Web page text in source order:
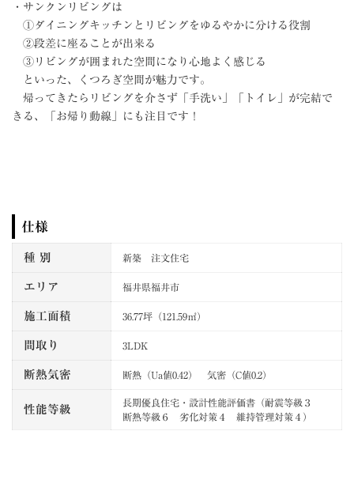
・サンクンリビングは
①ダイニングキッチンとリビングをゆるやかに分ける役割
②段差に座ることが出来る
③リビングが囲まれた空間になり心地よく感じる
といった、くつろぎ空間が魅力です。
帰ってきたらリビングを介さず「手洗い」「トイレ」が完結で
きる、「お帰り動線」にも注目です！
仕様
種 別 新築 注文住宅
エリア 福井県福井市
施工面積 36.77坪（121.59㎡）
間取り 3LDK
断熱気密 断熱（Ua値0.42） 気密（C値0.2）
性能等級
長期優良住宅・設計性能評価書（耐震等級３
断熱等級６ 劣化対策４ 維持管理対策４）